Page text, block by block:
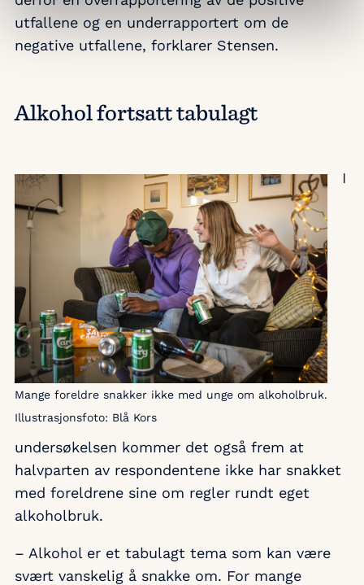
utfallene og en underrapportert om de
negative utfallene, forklarer Stensen.
Alkohol fortsatt tabulagt
Mange foreldre snakker ikke med unge om alkoholbruk.
Illustrasjonsfoto: Blå Kors
I
undersøkelsen kommer det også frem at
halvparten av respondentene ikke har snakket
med foreldrene sine om regler rundt eget
alkoholbruk.
– Alkohol er et tabulagt tema som kan være
svært vanskelig å snakke om. For mange